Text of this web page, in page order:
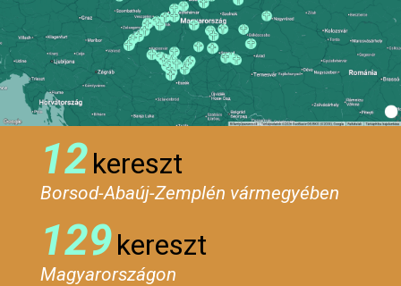
12kereszt
Borsod-Abaúj-Zemplén vármegyében
129kereszt
Magyarországon